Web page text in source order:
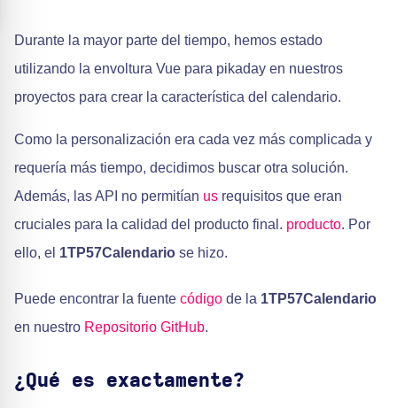
Durante la mayor parte del tiempo, hemos estado
utilizando la envoltura Vue para pikaday en nuestros
proyectos para crear la característica del calendario.
Como la personalización era cada vez más complicada y
requería más tiempo, decidimos buscar otra solución.
Además, las API no permitían us requisitos que eran
cruciales para la calidad del producto final. producto. Por
ello, el 1TP57Calendario se hizo.
Puede encontrar la fuente código de la 1TP57Calendario
en nuestro Repositorio GitHub.
¿Qué es exactamente?